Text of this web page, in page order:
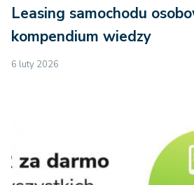
Leasing samochodu
kompendium wiedzy
6 luty 2026